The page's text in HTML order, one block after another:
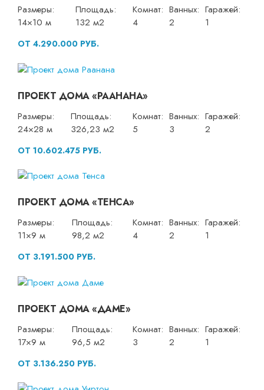
Размеры:
14×10 м
Площадь:
132 м2
Комнат:
4
Ванных:
2
Гаражей:
1
ОТ 4.290.000 РУБ.
ПРОЕКТ ДОМА «РААНАНА»
Размеры:
24×28 м
Площадь:
326,23 м2
Комнат:
5
Ванных:
3
Гаражей:
2
ОТ 10.602.475 РУБ.
ПРОЕКТ ДОМА «ТЕНСА»
Размеры:
11×9 м
Площадь:
98,2 м2
Комнат:
4
Ванных:
2
Гаражей:
1
ОТ 3.191.500 РУБ.
ПРОЕКТ ДОМА «ДАМЕ»
Размеры:
17×9 м
Площадь:
96,5 м2
Комнат:
3
Ванных:
2
Гаражей:
1
ОТ 3.136.250 РУБ.